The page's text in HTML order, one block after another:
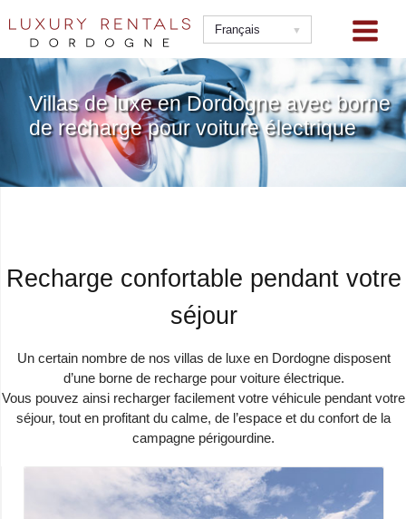
au
contenu
Français
Villas de luxe en Dordogne avec borne
de recharge pour voiture électrique
Recharge confortable pendant votre
séjour
Un certain nombre de nos villas de luxe en Dordogne disposent
d’une borne de recharge pour voiture électrique.
Vous pouvez ainsi recharger facilement votre véhicule pendant votre
séjour, tout en profitant du calme, de l’espace et du confort de la
campagne périgourdine.